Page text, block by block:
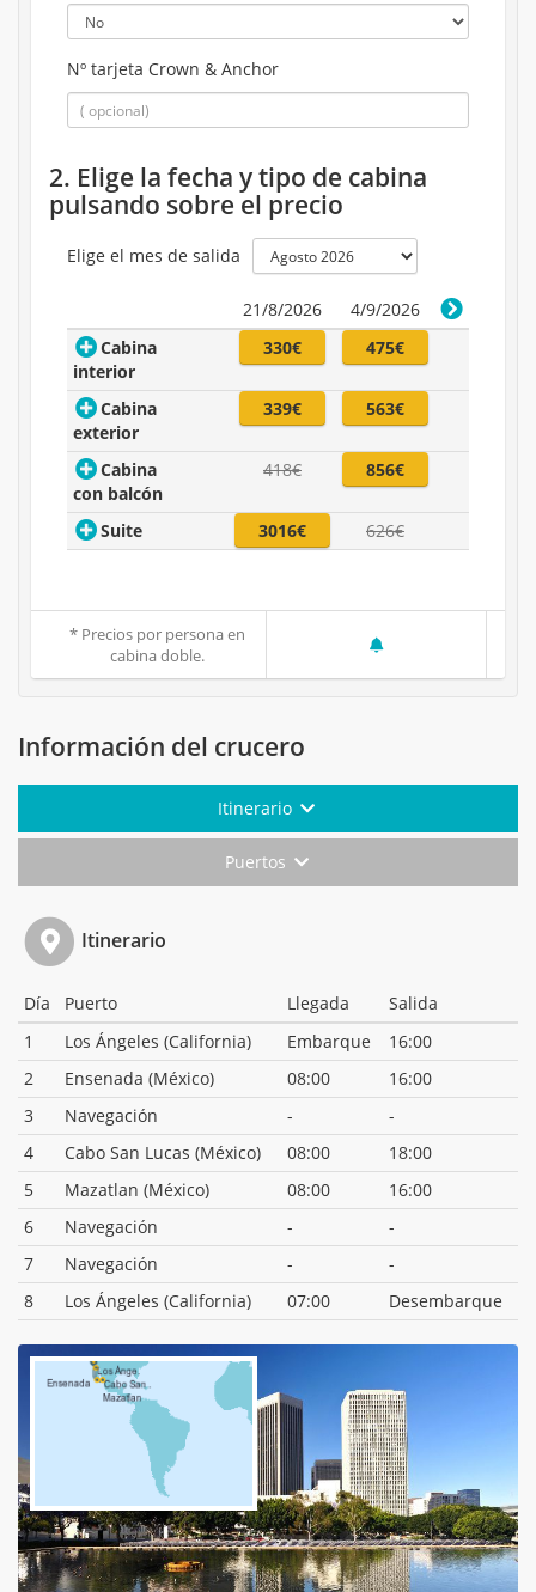
Nº tarjeta Crown & Anchor
2. Elige la fecha y tipo de cabina
pulsando sobre el precio
Elige el mes de salida
21/8/2026
4/9/2026
Cabina
interior
330€ 475€
Cabina
exterior
339€ 563€
Cabina
con balcón
418€ 856€
Suite 3016€ 626€
* Precios por persona en
cabina doble.
Información del crucero
Itinerario
Puertos
Itinerario
Día Puerto Llegada
Salida
1
Los Ángeles (California) Embarque
16:00
2
Ensenada (México) 08:00
16:00
3
Navegación -
-
4
Cabo San Lucas (México) 08:00
18:00
5
Mazatlan (México) 08:00
16:00
6
Navegación -
-
7
Navegación -
-
8
Los Ángeles (California) 07:00 Desembarque